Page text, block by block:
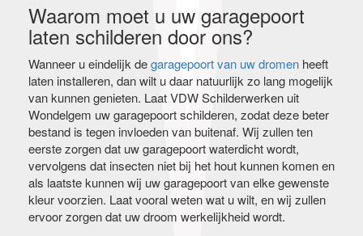
Waarom moet u uw garagepoort
laten schilderen door ons?
Wanneer u eindelijk degaragepoort van uw dromen heeft
laten installeren, dan wilt u daar natuurlijk zo lang mogelijk
van kunnen genieten. Laat VDW Schilderwerken uit
Wondelgem uw garagepoort schilderen, zodat deze beter
bestand is tegen invloeden van buitenaf. Wij zullen ten
eerste zorgen dat uw garagepoort waterdicht wordt,
vervolgens dat insecten niet bij het hout kunnen komen en
als laatste kunnen wij uw garagepoort van elke gewenste
kleur voorzien. Laat vooral weten wat u wilt, en wij zullen
ervoor zorgen dat uw droom werkelijkheid wordt.